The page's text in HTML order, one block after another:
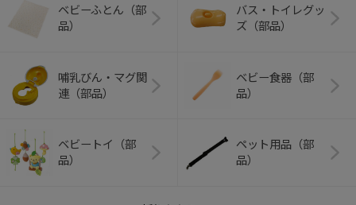
ベビーふとん（部
品）
バス・トイレグッ
ズ（部品）
哺乳びん・マグ関
連（部品）
ベビー食器（部
品）
ベビートイ（部
品）
ペット用品（部
品）